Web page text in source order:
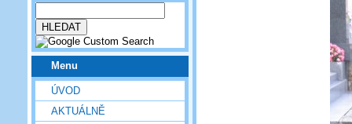
Menu
ÚVOD
AKTUÁLNĚ